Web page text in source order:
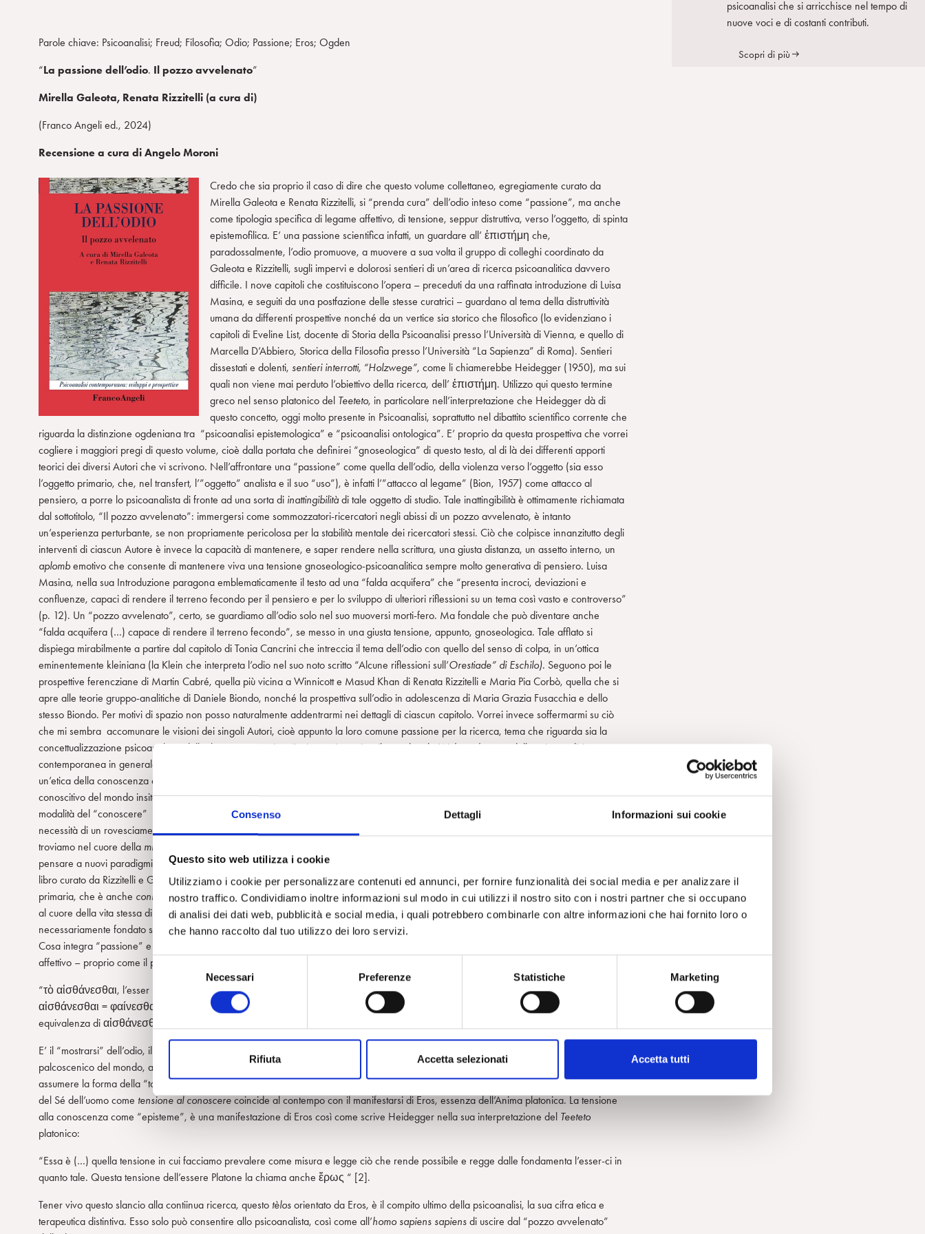
Consenso Dettagli Informazioni sui cookie
Questo sito web utilizza i cookie
Utilizziamo i cookie per personalizzare contenuti ed annunci, per fornire funzionalità dei social media e per analizzare il
nostro traffico. Condividiamo inoltre informazioni sul modo in cui utilizzi il nostro sito con i nostri partner che si occupano
di analisi dei dati web, pubblicità e social media, i quali potrebbero combinarle con altre informazioni che hai fornito loro o
che hanno raccolto dal tuo utilizzo dei loro servizi.
S
e
z
e
d
c
o
s
e
Necessari Preferenze Statistiche Marketing
Rifiuta Accetta selezionati Accetta tutti
Parole chiave: Psicoanalisi; Freud; Filosofia; Odio; Passione; Eros; Ogden
“La passione dell’odio. Il pozzo avvelenato”
Mirella Galeota, Renata Rizzitelli (a cura di)
(Franco Angeli ed., 2024)
Recensione a cura di Angelo Moroni
Credo che sia proprio il caso di dire che questo volume collettaneo, egregiamente curato da
Mirella Galeota e Renata Rizzitelli, si “prenda cura” dell’odio inteso come “passione”, ma anche
come tipologia specifica di legame affettivo, di tensione, seppur distruttiva, verso l’oggetto, di spinta
epistemofilica. E’ una passione scientifica infatti, un guardare all’ ἐπιστήμη che,
paradossalmente, l’odio promuove, a muovere a sua volta il gruppo di colleghi coordinato da
Galeota e Rizzitelli, sugli impervi e dolorosi sentieri di un’area di ricerca psicoanalitica davvero
difficile. I nove capitoli che costituiscono l’opera – preceduti da una raffinata introduzione di Luisa
Masina, e seguiti da una postfazione delle stesse curatrici – guardano al tema della distruttività
umana da differenti prospettive nonché da un vertice sia storico che filosofico (lo evidenziano i
capitoli di Eveline List, docente di Storia della Psicoanalisi presso l’Università di Vienna, e quello di
Marcella D’Abbiero, Storica della Filosofia presso l’Università “La Sapienza” di Roma). Sentieri
dissestati e dolenti, sentieri interrotti, “Holzwege”, come li chiamerebbe Heidegger (1950), ma sui
quali non viene mai perduto l’obiettivo della ricerca, dell’ ἐπιστήμη. Utilizzo qui questo termine
greco nel senso platonico del Teeteto, in particolare nell’interpretazione che Heidegger dà di
questo concetto, oggi molto presente in Psicoanalisi, soprattutto nel dibattito scientifico corrente che
riguarda la distinzione ogdeniana tra “psicoanalisi epistemologica” e “psicoanalisi ontologica”. E’ proprio da questa prospettiva che vorrei
cogliere i maggiori pregi di questo volume, cioè dalla portata che definirei “gnoseologica” di questo testo, al di là dei differenti apporti
teorici dei diversi Autori che vi scrivono. Nell’affrontare una “passione” come quella dell’odio, della violenza verso l’oggetto (sia esso
l’oggetto primario, che, nel transfert, l’”oggetto” analista e il suo “uso”), è infatti l’”attacco al legame” (Bion, 1957) come attacco al
pensiero, a porre lo psicoanalista di fronte ad una sorta di inattingibilitàdi tale oggetto di studio. Tale inattingibilità è ottimamente richiamata
dal sottotitolo, “Il pozzo avvelenato”: immergersi come sommozzatori-ricercatori negli abissi di un pozzo avvelenato, è intanto
un’esperienza perturbante, se non propriamente pericolosa per la stabilità mentale dei ricercatori stessi. Ciò che colpisce innanzitutto degli
interventi di ciascun Autore è invece la capacità di mantenere, e saper rendere nella scrittura, una giusta distanza, un assetto interno, un
aplombemotivo che consente di mantenere viva una tensione gnoseologico-psicoanalitica sempre molto generativa di pensiero. Luisa
Masina, nella sua Introduzione paragona emblematicamente il testo ad una “falda acquifera” che “presenta incroci, deviazioni e
confluenze, capaci di rendere il terreno fecondo per il pensiero e per lo sviluppo di ulteriori riflessioni su un tema così vasto e controverso”
(p. 12). Un “pozzo avvelenato”, certo, se guardiamo all’odio solo nel suo muoversi morti-fero. Ma fondale che può diventare anche
“falda acquifera (…) capace di rendere il terreno fecondo”, se messo in una giusta tensione, appunto, gnoseologica. Tale afflato si
dispiega mirabilmente a partire dal capitolo di Tonia Cancrini che intreccia il tema dell’odio con quello del senso di colpa, in un’ottica
eminentemente kleiniana (la Klein che interpreta l’odio nel suo noto scritto “Alcune riflessioni sull’Orestiade” di Eschilo). Seguono poi le
prospettive ferencziane di Martin Cabré, quella più vicina a Winnicott e Masud Khan di Renata Rizzitelli e Maria Pia Corbò, quella che si
apre alle teorie gruppo-analitiche di Daniele Biondo, nonché la prospettiva sull’odio in adolescenza di Maria Grazia Fusacchia e dello
stesso Biondo. Per motivi di spazio non posso naturalmente addentrarmi nei dettagli di ciascun capitolo. Vorrei invece soffermarmi su ciò
che mi sembra accomunare le visioni dei singoli Autori, cioè appunto la loro comune passione per la ricerca, tema che riguarda sia la
concettualizzazione psicoanalitica dell’odio come “passione”, sia, a mio avviso, il metodo e laWeltanschauungdella psicoanalisi
contemporanea in generale. Il valore perspicuo di questo testo è a mio avviso proprio il suo rimandare continuamente all’importanza di
un’etica della conoscenza dell’odio. Tensione che, curiosamente, contraddistingue quella caratterizzante il cambio di paradigma
conoscitivo del mondo insito nel passaggio evolutivo adolescenziale. In questo l’adolescenza è espressione prototipica (archetipica?) della
modalità del “conoscere” dell’Essere umano in generale: modalità che contiene, come un’aporia, Amore e Morte, ma è, al tempo stesso,
necessità di un rovesciamento della concezione filosofica della conoscenza classicamente, positivisticamente intesa. Come si vede, ci
troviamo nel cuore della mission
pensare a nuovi paradigmi che facciano coesistere Odio e Amore, e li sappiano cogliere in un unico movimento, li sappia integrare. Il
libro curato da Rizzitelli e Galeota invita a considerare come “luogo delle origini” di questa aporia fondativa dell’umano, la relazione
primaria, che è anche coniunctio oppositorum, contrasto e contraddizione creativa tra Conoscenza, Amore e Morte, elementi che stanno
al cuore della vita stessa di ciascuno di noi. Il Conoscere umano – sembra suggerirci questo libro, così polifonico e pluristratificato – è
necessariamente fondato sull’affetto, sulla “passione”, come ci ricorda peraltro anche Heidegger, nella sua analisi del
Cosa integra “passione” e “conoscenza”, di cui Platone parla nel
affettivo – proprio come il procedere della psicoanalisi – secondo Heidegger? Scrive il filosofo tedesco, con parole chiare e mirabili:
“τὸ αἰσθάνεσθαι, l’esser percepito, non riguarda nient’altro se non ὃ φαίνεται, ciò che si mostra, cosicché abbiamo l’equazione:
αἰσθάνεσθαι = φαίνεσθαι, esser percepito = mostrar-si. Platone designa questo mostrante-si senz’altro come φαντασία. Questa
equivalenza di αἰσθάνεσθαι con ὃ φαίνεται (φαντασία) si trova nel dialogo (152 c 1)” [1]
E’ il “mostrarsi” dell’odio, il suo essere dolorosamente percepito (αἰσθάνεσθαι) così come fantasticato (φαίνεται-φαντασία) sul
palcoscenico del mondo, a muovere dunque, paradossalmente, la passione per la conoscenza, per l’approfondimento, che non può che
assumere la forma della “tonalità emotiva” (Heidegger, 1926). Ma il momento in cui si manifestano i primi segni di questa “individuazione”
del Sé dell’uomo come tensione al conoscerecoincide al contempo con il manifestarsi di Eros, essenza dell’Anima platonica. La tensione
alla conoscenza come “episteme”, è una manifestazione di Eros così come scrive Heidegger nella sua interpretazione del Teeteto
platonico:
“Essa è (…) quella tensione in cui facciamo prevalere come misura e legge ciò che rende possibile e regge dalle fondamenta l’esser-ci in
quanto tale. Questa tensione dell’essere Platone la chiama anche ἔρως “ [2].
Tener vivo questo slancio alla contiinua ricerca, questo tèlos orientato da Eros, è il compito ultimo della psicoanalisi, la sua cifra etica e
terapeutica distintiva. Esso solo può consentire allo psicoanalista, così come all’homo sapiens sapiens di uscire dal “pozzo avvelenato”
psicoanalisi che si arricchisce nel tempo di
nuove voci e di costanti contributi.
Scopri di più